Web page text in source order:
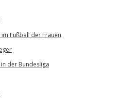
Fußball der Frauen
der Bundesliga